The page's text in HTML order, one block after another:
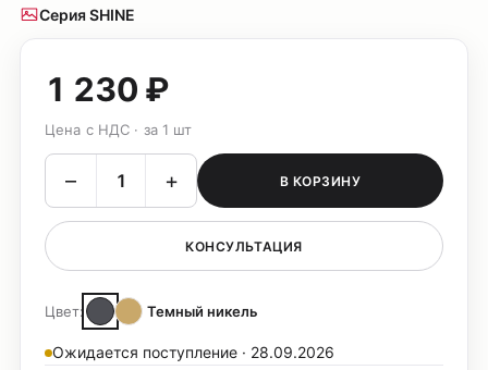
Серия SHINE
1 230 ₽
Цена с НДС · за 1 шт
– + В КОРЗИНУ
КОНСУЛЬТАЦИЯ
Цвет: Темный никель
Ожидается поступление · 28.09.2026